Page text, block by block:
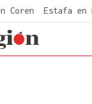
Coren Estafa en